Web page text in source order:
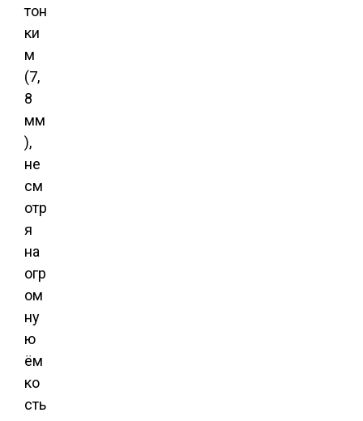
тон
ки
м
(7,
8
мм
),
не
см
отр
я
на
огр
ом
ну
ю
ём
ко
сть